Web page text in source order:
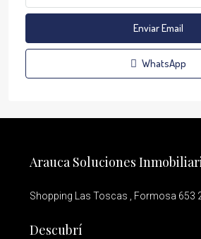
Enviar Email
WhatsApp
Arauca Soluciones
Shopping Las Toscas , Formosa 653
Descubrí